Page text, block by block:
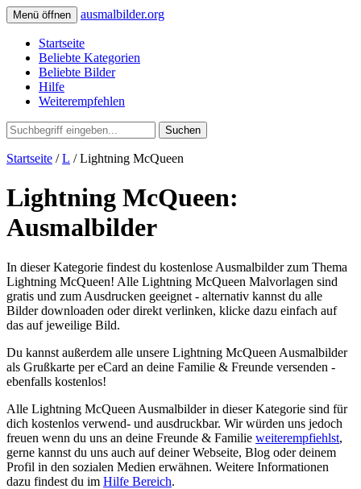
Menü öffnen ausmalbilder.org
Startseite
Beliebte Kategorien
Beliebte Bilder
Hilfe
Weiterempfehlen
Suchen
Startseite /L / Lightning McQueen
Lightning McQueen:
Ausmalbilder
In dieser Kategorie findest du kostenlose Ausmalbilder zum Thema
Lightning McQueen! Alle Lightning McQueen Malvorlagen sind
gratis und zum Ausdrucken geeignet - alternativ kannst du alle
Bilder downloaden oder direkt verlinken, klicke dazu einfach auf
das auf jeweilige Bild.
Du kannst außerdem alle unsere Lightning McQueen Ausmalbilder
als Grußkarte per eCard an deine Familie & Freunde versenden -
ebenfalls kostenlos!
Alle Lightning McQueen Ausmalbilder in dieser Kategorie sind für
dich kostenlos verwend- und ausdruckbar. Wir würden uns jedoch
freuen wenn du uns an deine Freunde & Familie weiterempfiehlst,
gerne kannst du uns auch auf deiner Webseite, Blog oder deinem
Profil in den sozialen Medien erwähnen. Weitere Informationen
dazu findest du im Hilfe Bereich.